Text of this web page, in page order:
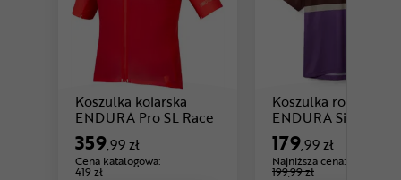
Koszulka kolarska
ENDURA Pro SL Race
Cena: 359 ,99 zł
359,99 zł
Cena katalogowa:
419 zł
Koszulka rowerowa
ENDURA
Core Tee II
179,99 zł
Najniższa cena:
199,99 zł